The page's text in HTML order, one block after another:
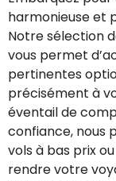
harmonieuse et
Notre sélection
vous permet
pertinentes
précisément à
éventail de
confiance, nous
vols à bas prix
rendre votre